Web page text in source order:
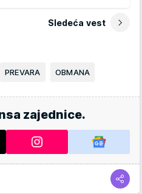
Sledeća vest
PREVARA OBMANA
zajednice.